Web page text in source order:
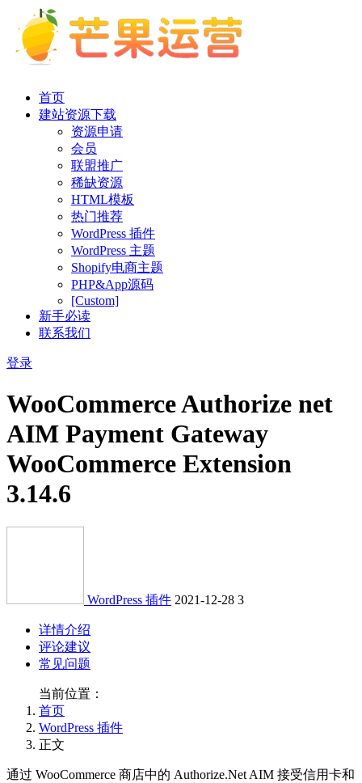
首页
建站资源下载
资源申请
会员
联盟推广
稀缺资源
HTML模板
热门推荐
WordPress 插件
WordPress 主题
Shopify电商主题
PHP&App源码
[Custom]
新手必读
联系我们
登录
WooCommerce Authorize net
AIM Payment Gateway
WooCommerce Extension
3.14.6
WordPress 插件 2021-12-28 3
详情介绍
评论建议
常见问题
当前位置：
首页
WordPress 插件
正文
通过 WooCommerce 商店中的 Authorize.Net AIM 接受信用卡和